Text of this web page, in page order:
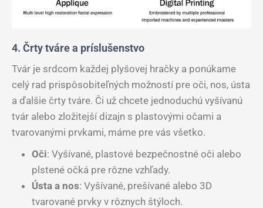
4. Črty tváre a príslušenstvo
Tvár je srdcom každej plyšovej hračky a ponúkame
celý rad prispôsobiteľných možností pre oči, nos, ústa
a ďalšie črty tváre. Či už chcete jednoduchú vyšívanú
tvár alebo zložitejší dizajn s plastovými očami a
tvarovanými prvkami, máme pre vás všetko.
Oči: Vyšívané, plastové bezpečnostné oči alebo
plstené očká pre rôzne vzhľady.
Ústa a nos: Vyšívané, prešívané alebo 3D
tvarované prvky v rôznych štýloch.